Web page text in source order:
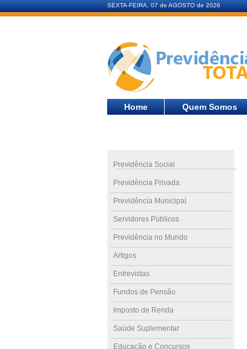
SEXTA-FEIRA, 07 de AGOSTO de 2026
Home Quem Somos
Previdência Social
Previdência Privada
Previdência Municipal
Servidores Públicos
Previdência no Mundo
Artigos
Entrevistas
Fundos de Pensão
Imposto de Renda
Saúde Suplementar
Educação e Concursos